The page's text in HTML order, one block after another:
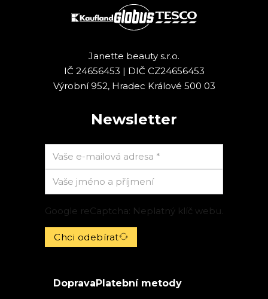
Janette beauty s.r.o.
IČ 24656453 | DIČ CZ24656453
Výrobní 952, Hradec Králové 500 03
Newsletter
Google reCaptcha: Neplatný klíč webu.
Chci odebírat
Doprava Platební metody